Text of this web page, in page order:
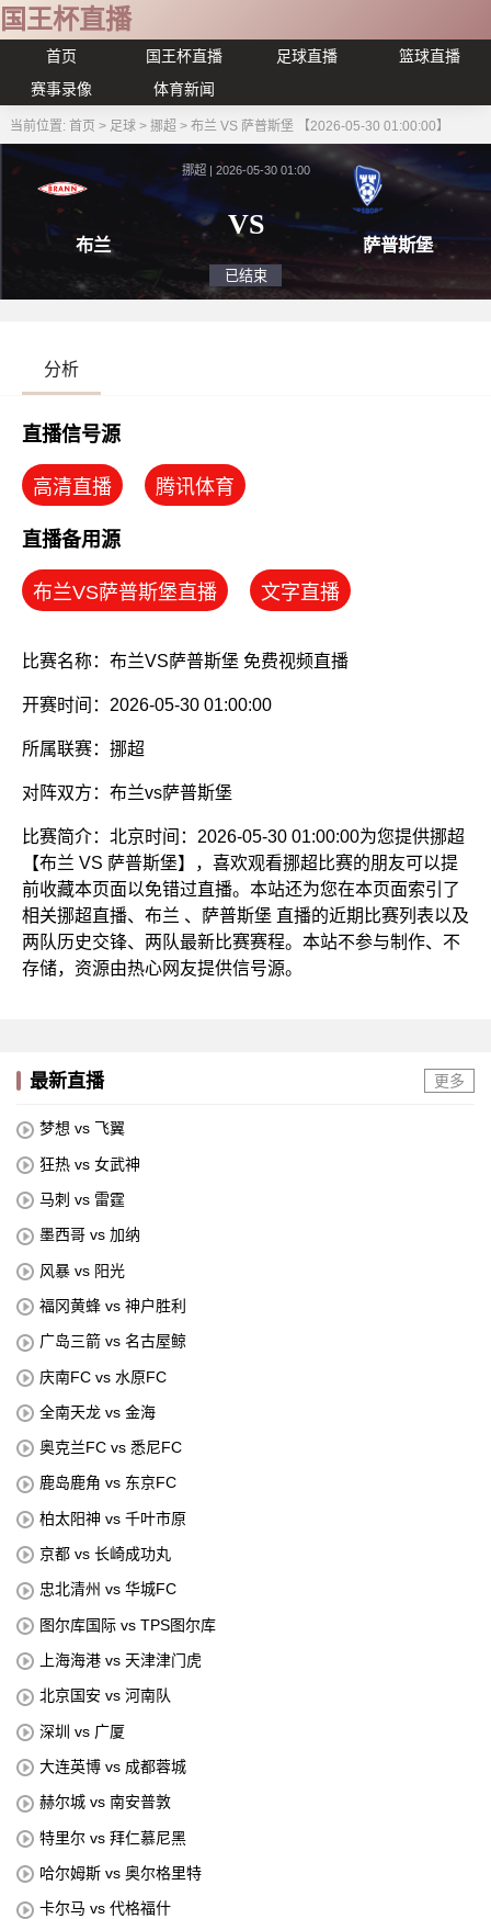
国王杯直播
首页 国王杯直播 足球直播
篮球直播
赛事录像
体育新闻
当前位置: 首页 > 足球> 挪超 > 布兰 VS 萨普斯堡 【2026-05-30 01:00:00】
布兰
挪超 | 2026-05-30 01:00
VS
萨普
分析
直播信号源
高清直播 腾讯体育
直播备用源
布兰VS萨普斯堡直播 文字直播
比赛名称：布兰VS萨普斯堡 免费视频直播
开赛时间：2026-05-30 01:00:00
所属联赛： 挪超
对阵双方：布兰vs萨普斯堡
比赛简介：北京时间：2026-05-30 01:00:00为您提供挪超
【布兰 VS 萨普斯堡】，喜欢观看挪超比赛的朋友可以提
前收藏本页面以免错过直播。本站还为您在本页面索引了
相关挪超直播、布兰 、萨普斯堡 直播的近期比赛列表以及
两队历史交锋、两队最新比赛赛程。本站不参与制作、不
存储，资源由热心网友提供信号源。
最新直播 更多
梦想 vs 飞翼
狂热 vs 女武神
马刺 vs 雷霆
墨西哥 vs 加纳
风暴 vs 阳光
福冈黄蜂 vs 神户胜利
广岛三箭 vs 名古屋鲸
庆南FC vs 水原FC
全南天龙 vs 金海
奥克兰FC vs 悉尼FC
鹿岛鹿角 vs 东京FC
柏太阳神 vs 千叶市原
京都 vs 长崎成功丸
忠北清州 vs 华城FC
图尔库国际 vs TPS图尔库
上海海港 vs 天津津门虎
北京国安 vs 河南队
深圳 vs 广厦
大连英博 vs 成都蓉城
赫尔城 vs 南安普敦
特里尔 vs 拜仁慕尼黑
哈尔姆斯 vs 奥尔格里特
卡尔马 vs 代格福什